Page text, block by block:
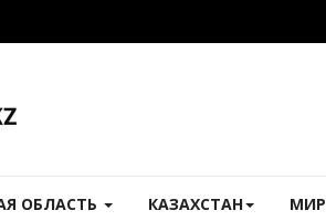
ОБЛАСТЬ КАЗАХСТАН МИР